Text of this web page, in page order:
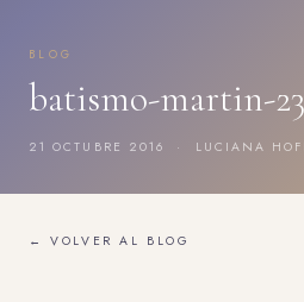
BLOG
batismo-martin-
21 OCTUBRE 2016 · LUCIANA
← VOLVER AL BLOG